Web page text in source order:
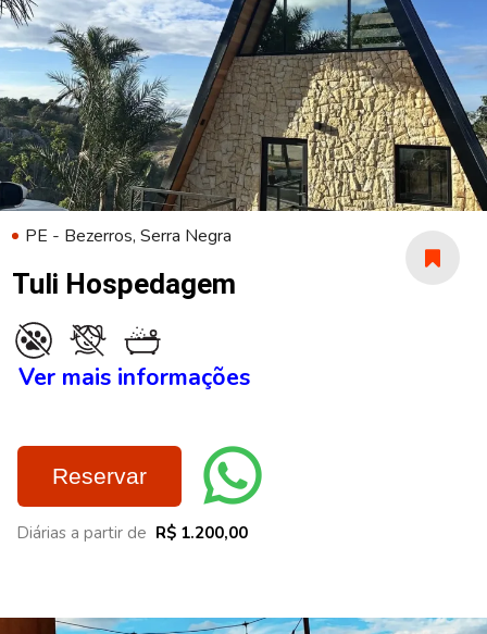
PE - Bezerros, Serra Negra
Tuli Hospedagem
Ver mais informações
Reservar
Diárias a partir de R$ 1.200,00